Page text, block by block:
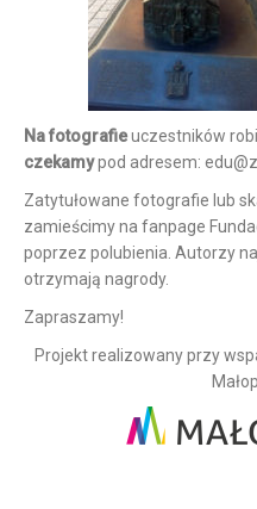
Na fotografieuczestników
czekamypod adresem:
Zatytułowane fotografie lub
zamieścimy na fanpage
poprzez polubienia. Autorzy
otrzymają nagrody.
Zapraszamy!
Projekt realizowany przy